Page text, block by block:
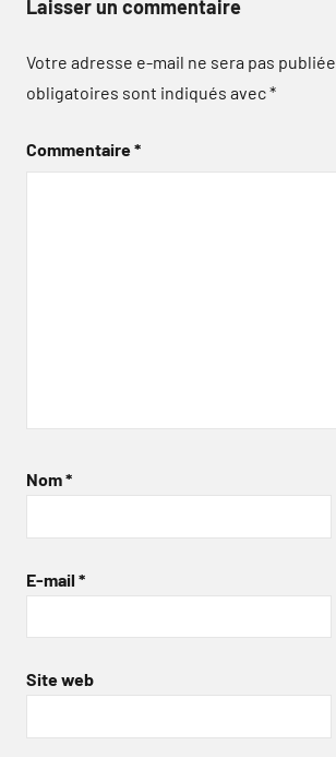
Laisser un commentaire
Votre adresse e-mail ne sera pas publiée.
obligatoires sont indiqués avec*
Commentaire*
Nom*
E-mail *
Site web